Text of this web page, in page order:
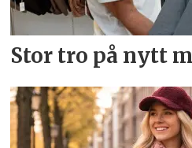
Stor tro på nytt